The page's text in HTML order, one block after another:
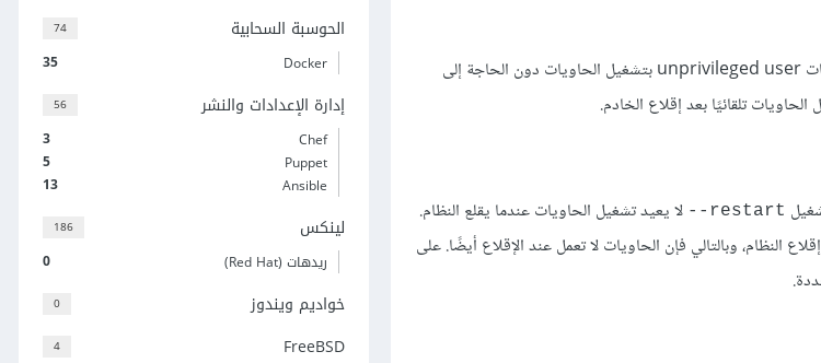
على الرغم من أن أداة بودمان لا تعمل كبرنامج خفي daemon، وتسمح للمستخدم محدود الصلاحيات unprivileged user بتشغيل الحاويات دون الحاجة إلى
تلقائيًا بعد إقلاع الخادم.
restart--
لا يعيد تشغيل الحاويات عندما يقلع النظام.
النظام، وبالتالي فإن الحاويات لا تعمل عند الإقلاع أيضًا. على
74 الحوسبة السحابية
35 Docker
56 إدارة الإعدادات والنشر
3
Chef
5
Puppet
13
Ansible
186 لينكس
0 ريدهات (Red Hat)
0 خواديم ويندوز
4 FreeBSD